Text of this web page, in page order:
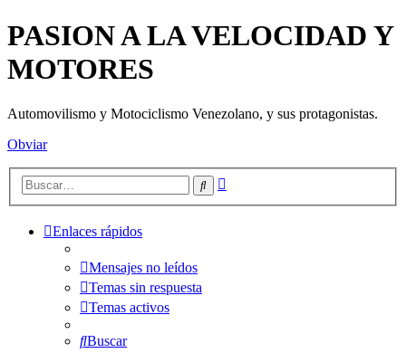
PASION A LA VELOCIDAD Y
MOTORES
Automovilismo y Motociclismo Venezolano, y sus protagonistas.
Obviar
Buscar
Enlaces rápidos
Mensajes no leídos
Temas sin respuesta
Temas activos
Buscar